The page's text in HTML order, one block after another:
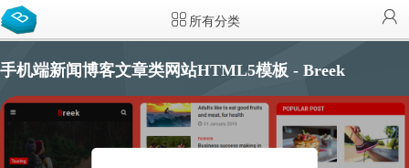
所有分类
手机端新闻博客文章类网站HTML5模板 - Breek